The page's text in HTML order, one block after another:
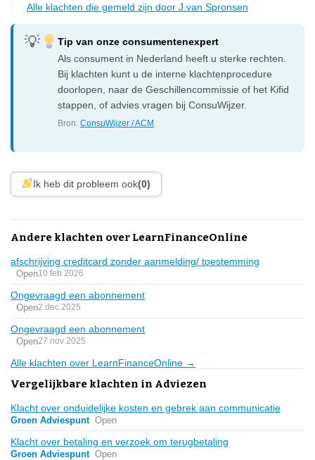
Alle klachten die gemeld zijn door J.van Spronsen
Tip van onze consumentenexpert
Als consument in Nederland heeft u sterke rechten.
Bij klachten kunt u de interne klachtenprocedure
doorlopen, naar de Geschillencommissie of het Kifid
stappen, of advies vragen bij ConsuWijzer.
Bron:ConsuWijzer / ACM
Ik heb dit probleem ook(0)
Andere klachten over LearnFinanceOnline
afschrijving creditcard zonder aanmelding/ toestemming
Open10 feb 2026
Ongevraagd een abonnement
Open2 dec 2025
Ongevraagd een abonnement
Open27 nov 2025
Alle klachten over LearnFinanceOnline →
Vergelijkbare klachten in Adviezen
Klacht over onduidelijke kosten en gebrek aan communicatie
Groen Adviespunt Open
Klacht over betaling en verzoek om terugbetaling
Groen Adviespunt Open